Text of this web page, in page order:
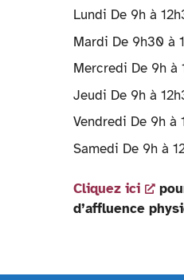
Lundi De 9h à
Mardi De 9h30 à
Mercredi De 9h à
Jeudi De 9h à
Vendredi De 9h à
Samedi De 9h à
Cliquez ici
d’affluence